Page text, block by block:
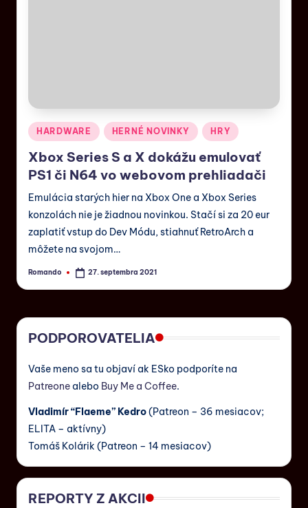
HARDWARE HERNÉ NOVINKY HRY
Xbox Series S a X dokážu emulovať
PS1 či N64 vo webovom prehliadači
Emulácia starých hier na Xbox One a Xbox Series
konzolách nie je žiadnou novinkou. Stačí si za 20 eur
zaplatiť vstup do Dev Módu, stiahnuť RetroArch a
môžete na svojom…
Romando 27. septembra 2021
PODPOROVATELIA
Vaše meno sa tu objaví ak ESko podporíte na
Patreone alebo Buy Me a Coffee.
Vladimír “Flaeme” Kedro(Patreon – 36 mesiacov;
ELITA – aktívny)
Tomáš Kolárik (Patreon – 14 mesiacov)
REPORTY Z AKCII